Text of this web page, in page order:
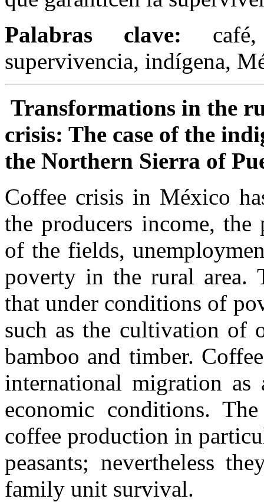
Palabras clave: café,
supervivencia, indígena,
Transformations in the
crisis: The case of the
the Northern Sierra of
Coffee crisis in México
the producers income, the
of the fields,
poverty in the rural area.
that under conditions of
such as the cultivation of
bamboo and timber.
international migration
economic conditions.
coffee production in
peasants; nevertheless
family unit survival.